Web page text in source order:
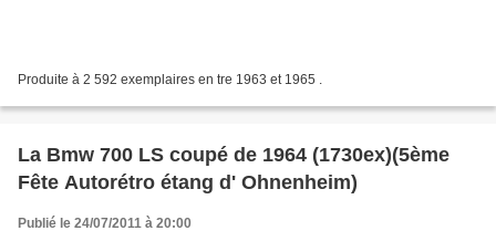
Produite à 2 592 exemplaires en tre 1963 et 1965 .
La Bmw 700 LS coupé de 1964 (1730ex)(5ème
Fête Autorétro étang d' Ohnenheim)
Publié le 24/07/2011 à 20:00